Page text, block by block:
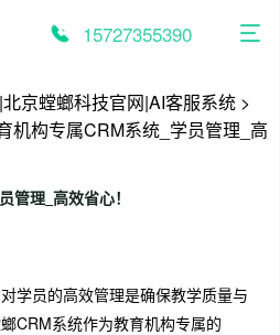
15727355390
京螳螂科技官网|AI客服系统 >
机构专属CRM系统_学员管理_高
管理_高效省心！
学员的高效管理是确保教学质量与
CRM系统作为教育机构专属的